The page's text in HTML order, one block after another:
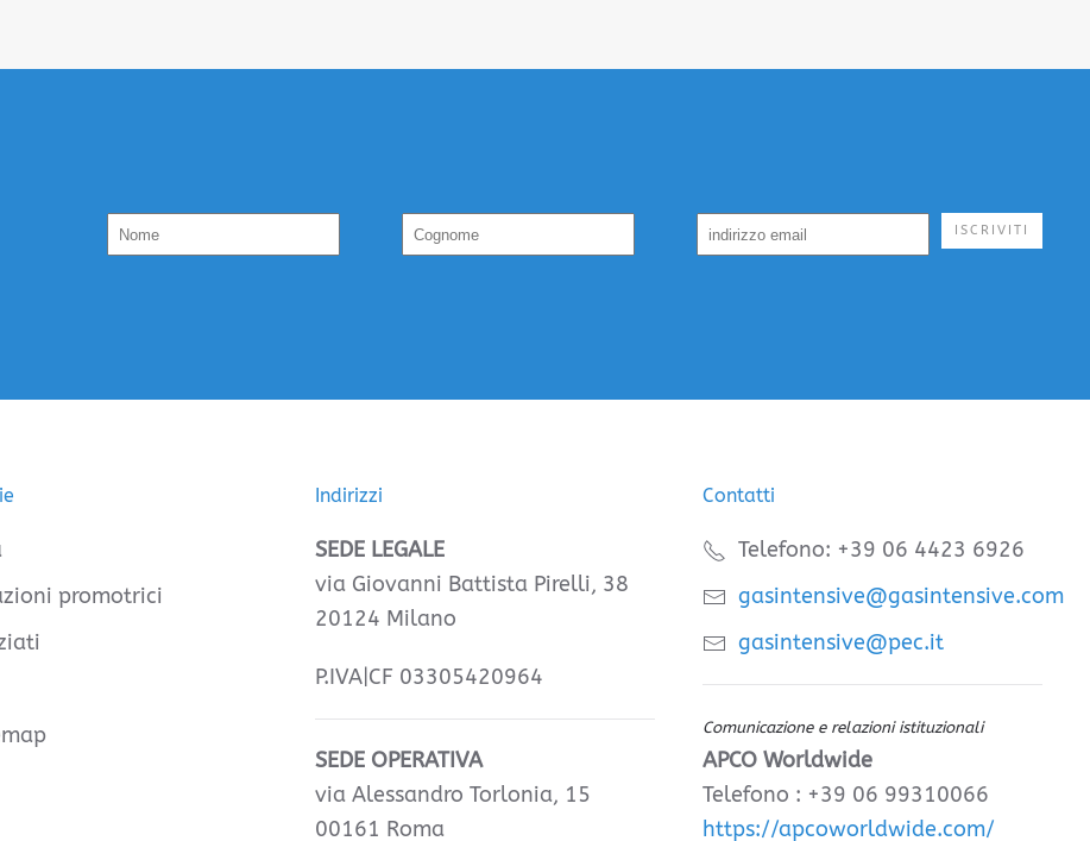
ISCRIVITI
promotrici
Indirizzi
SEDE LEGALE
via Giovanni Battista Pirelli, 38
20124 Milano
P.IVA|CF 03305420964
SEDE OPERATIVA
via Alessandro Torlonia, 15
00161 Roma
Contatti
Telefono: +39 06 4423 6926
gasintensive@gasintensive.com
gasintensive@pec.it
Comunicazione e relazioni istituzionali
APCO Worldwide
Telefono : +39 06 99310066
https://apcoworldwide.com/